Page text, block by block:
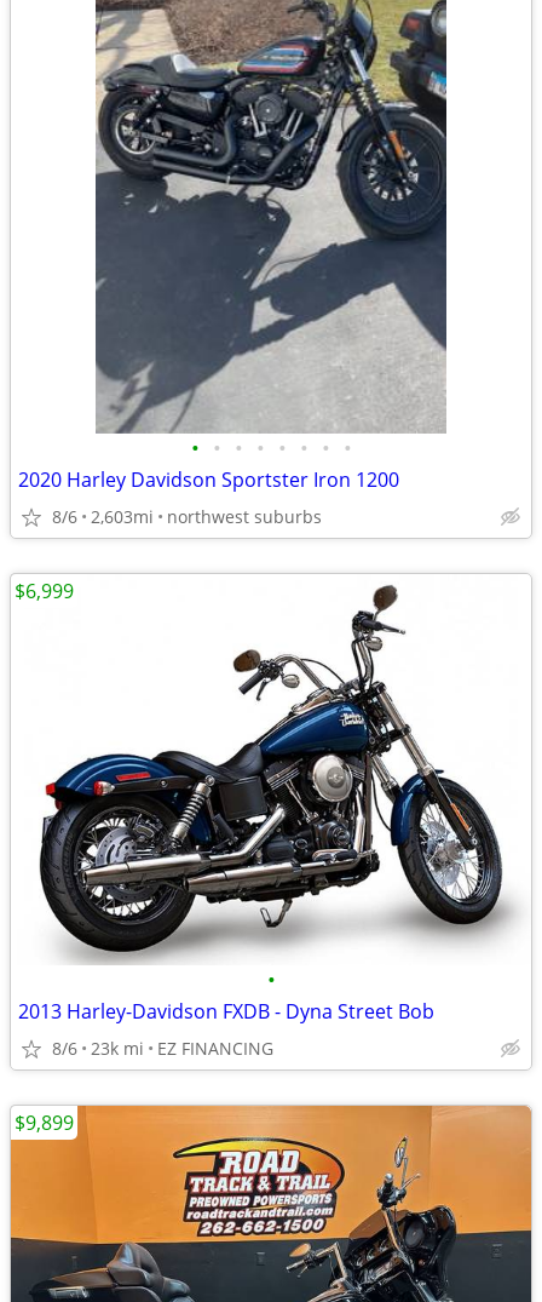
• • • • • • • •
2020 Harley Davidson Sportster Iron 1200
8/6 2,603mi northwest suburbs
•
2013 Harley-Davidson FXDB - Dyna Street Bob
8/6 23k mi EZ FINANCING
$6,999
$9,899